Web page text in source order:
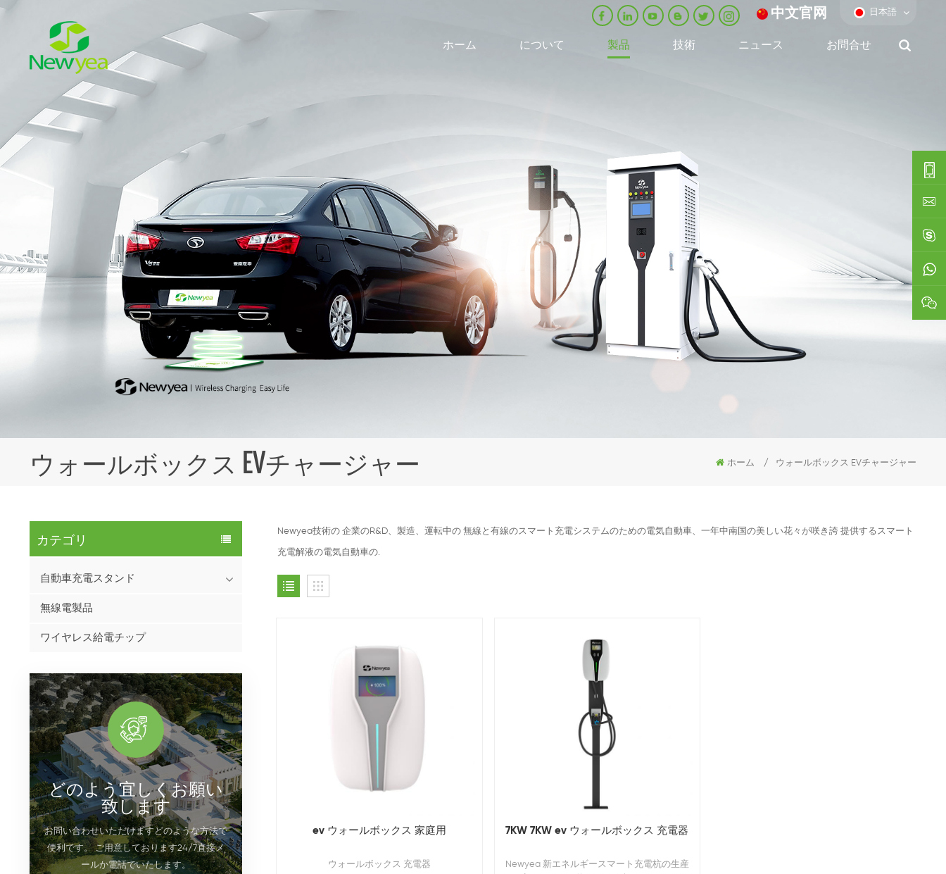
中文官网 日本語
ホーム について 製品 技術 ニュース お問合せ
ウォールボックス EVチャージャー ホーム / ウォールボックス EVチャージャー
カテゴリ
自動車充電スタンド
無線電製品
ワイヤレス給電チップ
どのよう宜しくお願い
致します
お問い合わせいただけますどのような方法で
便利です。 ご用意しております24/7直接メ
ールか電話でいたします。
Newyea技術の 企業のR&D、製造、運転中の 無線と有線のスマート充電システムのための電気自動車、一年中南国の美しい花々が咲き誇 提供するスマート
充電解液の電気自動車の.
ev ウォールボックス 家庭用
ウォールボックス 充電器
7KW 7KW ev ウォールボックス 充電器
Newyea 新エネルギースマート充電杭の生産
0086-
0592-